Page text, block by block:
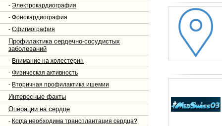
- Электрокардиография
- Фонокардиография
- Сфигмография
Профилактика сердечно-сосудистых
заболеваний
- Внимание на холестерин
- Физическая активность
- Вторичная профилактика ишемии
Интересные факты
Операции на сердце
- Когда необходима трансплантация сердца?